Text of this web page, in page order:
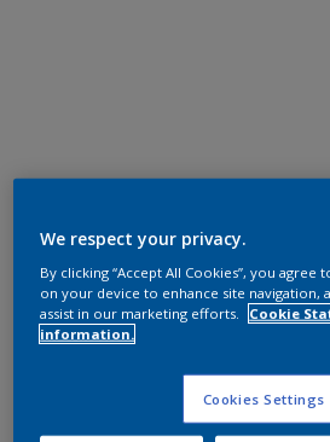
We respect your privacy.
By clicking “Accept All Cookies”, you
on your device to enhance site navigation,
assist in our marketing efforts.
Cookie
information.
Cookies Settings